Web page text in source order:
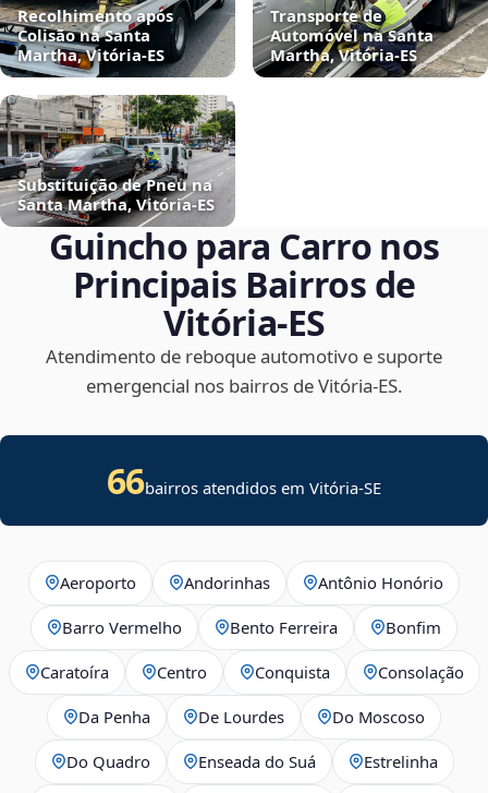
Recolhimento após
Colisão na Santa
Martha, Vitória‑ES
Transporte de
Automóvel na Santa
Martha, Vitória‑ES
Substituição de Pneu na
Santa Martha, Vitória‑ES
Guincho para Carro nos
Principais Bairros de
Vitória‑ES
Atendimento de reboque automotivo e suporte
emergencial nos bairros de Vitória‑ES.
66bairros atendidos em Vitória-SE
Aeroporto Andorinhas Antônio Honório
Barro Vermelho Bento Ferreira Bonfim
Caratoíra Centro Conquista Consolação
Da Penha De Lourdes Do Moscoso
Do Quadro Enseada do Suá Estrelinha